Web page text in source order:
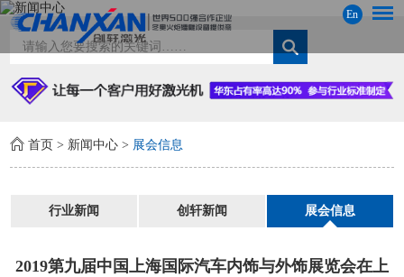
En
首页 > 新闻中心 > 展会信息
行业新闻 创轩新闻 展会信息
2019第九届中国上海国际汽车内饰与外饰展览会在上